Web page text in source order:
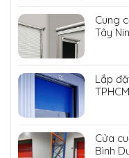
Cung
Tây
Lắp
TPHCM
Cửa
Bình